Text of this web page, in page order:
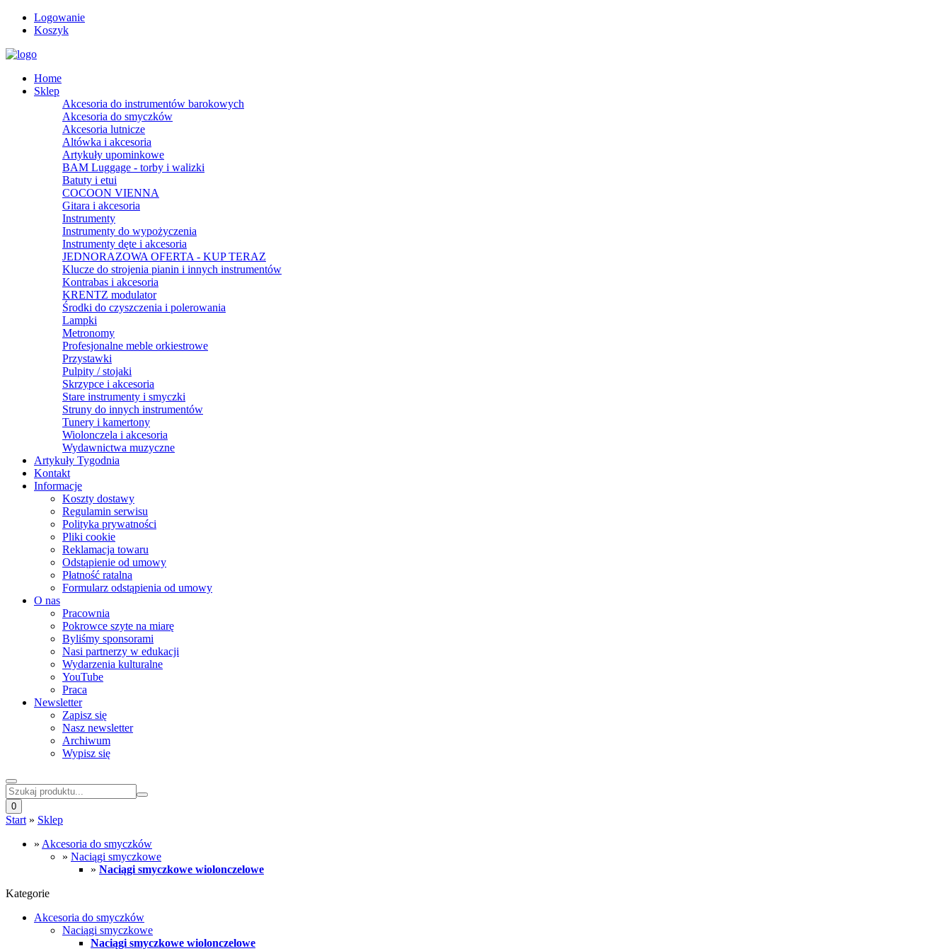
Logowanie
Koszyk
Home
Sklep
Akcesoria do instrumentów barokowych
Akcesoria do smyczków
Akcesoria lutnicze
Altówka i akcesoria
Artykuły upominkowe
BAM Luggage - torby i walizki
Batuty i etui
COCOON VIENNA
Gitara i akcesoria
Instrumenty
Instrumenty do wypożyczenia
Instrumenty dęte i akcesoria
JEDNORAZOWA OFERTA - KUP TERAZ
Klucze do strojenia pianin i innych instrumentów
Kontrabas i akcesoria
KRENTZ modulator
Środki do czyszczenia i polerowania
Lampki
Metronomy
Profesjonalne meble orkiestrowe
Przystawki
Pulpity / stojaki
Skrzypce i akcesoria
Stare instrumenty i smyczki
Struny do innych instrumentów
Tunery i kamertony
Wiolonczela i akcesoria
Wydawnictwa muzyczne
Artykuły Tygodnia
Kontakt
Informacje
Koszty dostawy
Regulamin serwisu
Polityka prywatności
Pliki cookie
Reklamacja towaru
Odstąpienie od umowy
Płatność ratalna
Formularz odstąpienia od umowy
O nas
Pracownia
Pokrowce szyte na miarę
Byliśmy sponsorami
Nasi partnerzy w edukacji
Wydarzenia kulturalne
YouTube
Praca
Newsletter
Zapisz się
Nasz newsletter
Archiwum
Wypisz się
0
Start » Sklep
» Akcesoria do smyczków
» Naciągi smyczkowe
» Naciągi smyczkowe wiolonczelowe
Kategorie
Akcesoria do smyczków
Naciągi smyczkowe
Naciągi smyczkowe wiolonczelowe